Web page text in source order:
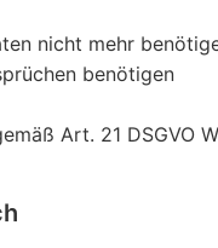
nicht mehr
benötigen
Art. 21 DSGVO